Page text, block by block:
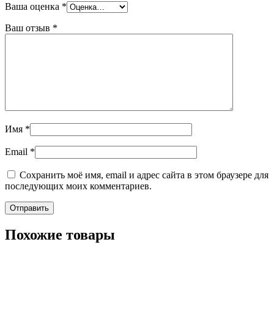
Ваша оценка *
Ваш отзыв *
Имя *
Email *
Сохранить моё имя, email и адрес сайта в этом браузере для
последующих моих комментариев.
Похожие товары